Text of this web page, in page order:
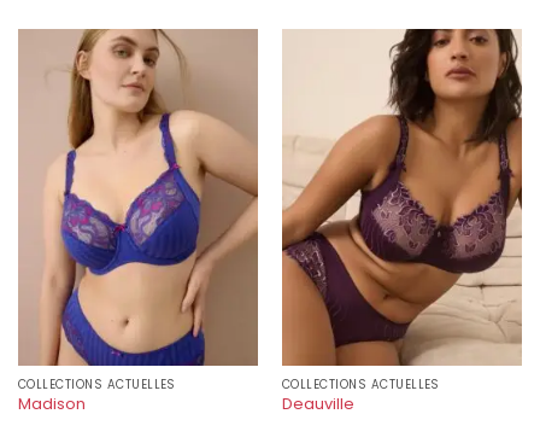
COLLECTIONS ACTUELLES
Madison
COLLECTIONS ACTUELLES
Deauville